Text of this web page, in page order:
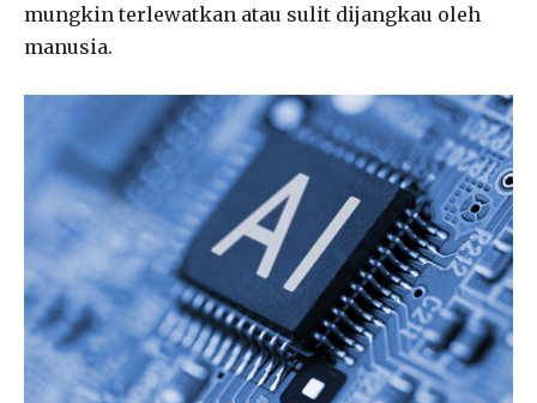
mungkin terlewatkan atau sulit dijangkau oleh
manusia.